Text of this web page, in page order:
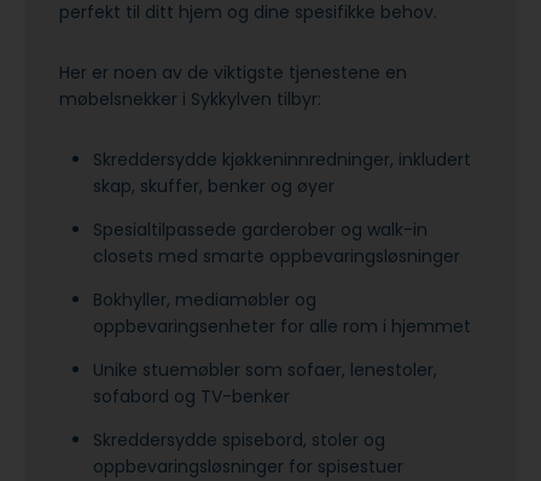
perfekt til ditt hjem og dine spesifikke behov.
Her er noen av de viktigste tjenestene en
møbelsnekker i Sykkylven tilbyr:
Skreddersydde kjøkkeninnredninger, inkludert
skap, skuffer, benker og øyer
Spesialtilpassede garderober og walk-in
closets med smarte oppbevaringsløsninger
Bokhyller, mediamøbler og
oppbevaringsenheter for alle rom i hjemmet
Unike stuemøbler som sofaer, lenestoler,
sofabord og TV-benker
Skreddersydde spisebord, stoler og
oppbevaringsløsninger for spisestuer